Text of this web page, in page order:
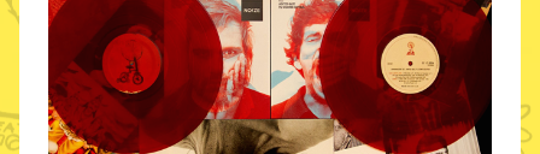
Imaginarium